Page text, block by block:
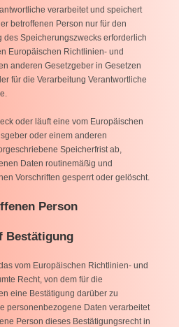
verarbeitet und speichert
betroffenen Person nur für den
des Speicherungszwecks erforderlich
Europäischen Richtlinien- und
anderen Gesetzgeber in Gesetzen
für die Verarbeitung Verantwortliche
oder läuft eine vom Europäischen
oder einem anderen
Speicherfrist ab,
Daten routinemäßig und
Vorschriften gesperrt oder gelöscht.
Person
vom Europäischen Richtlinien- und
Recht, von dem für die
eine Bestätigung darüber zu
personenbezogene Daten verarbeitet
Person dieses Bestätigungsrecht in